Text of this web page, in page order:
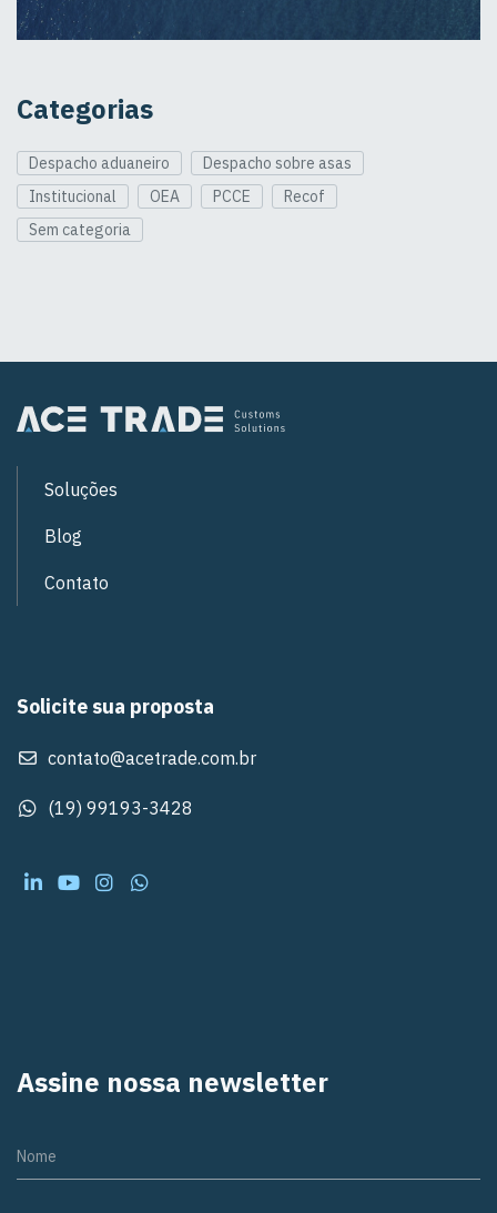
Categorias
Despacho aduaneiro
Despacho sobre asas
Institucional
OEA PCCE
Recof
Sem categoria
Soluções
Blog
Contato
Assine nossa newsletter
Nome
Solicite sua proposta
contato@acetrade.com.br
(19) 99193-3428